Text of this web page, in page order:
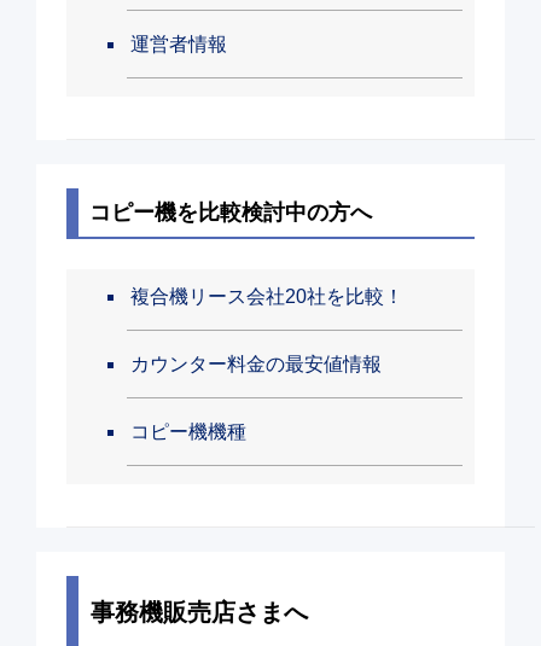
運営者情報
コピー機を比較検討中の方へ
複合機リース会社20社を比較！
カウンター料金の最安値情報
コピー機機種
事務機販売店さまへ